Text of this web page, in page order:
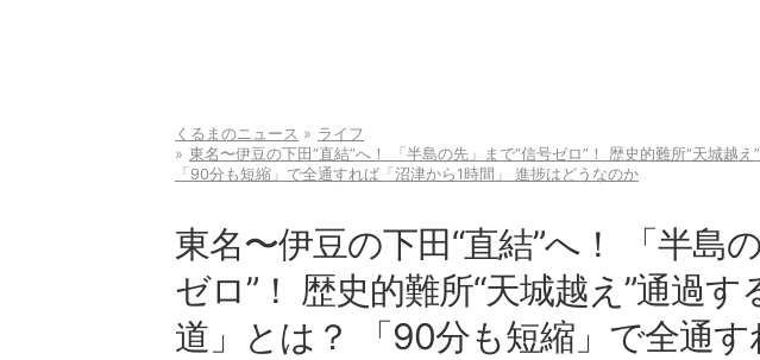
くるまのニュース
ライフ
東名〜伊豆の下田“直結”へ！ 「半島の先」まで“信号ゼロ”！ 歴史的難所“天城越
「90分も短縮」で全通すれば「沼津から1時間」 進捗はどうなのか
東名〜伊豆の下田“直結”へ！ 「半島
ゼロ”！ 歴史的難所“天城越え”通過す
道」とは？ 「90分も短縮」で全通